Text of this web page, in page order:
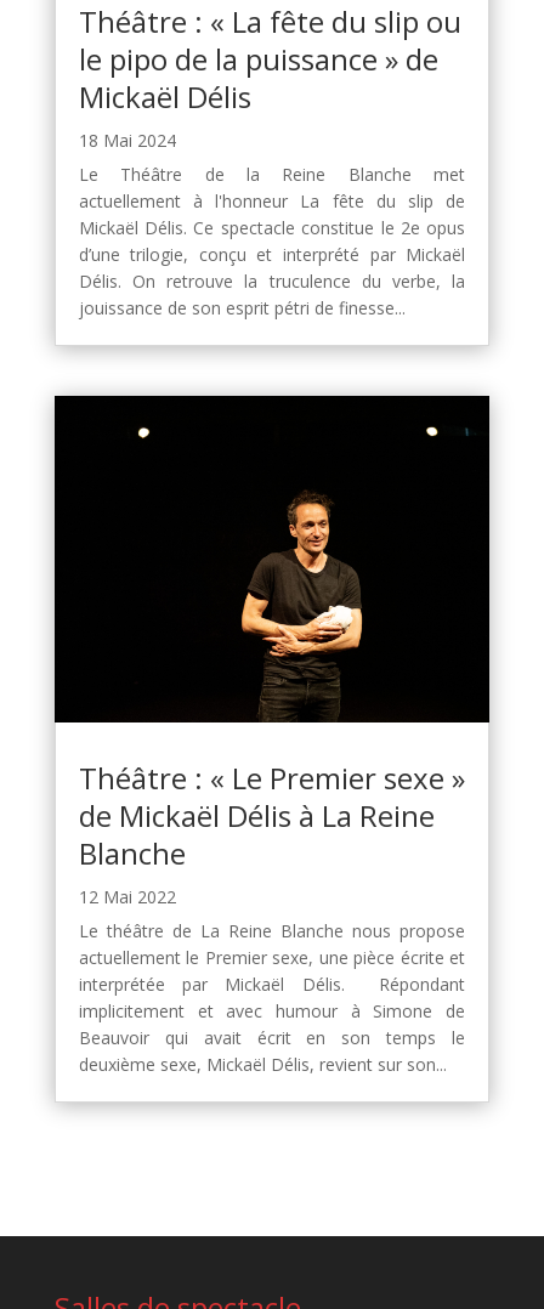
Théâtre : « La fête du slip ou
le pipo de la puissance » de
Mickaël Délis
18 Mai 2024
Le Théâtre de la Reine Blanche met
actuellement à l'honneur La fête du slip de
Mickaël Délis. Ce spectacle constitue le 2e opus
d’une trilogie, conçu et interprété par Mickaël
Délis. On retrouve la truculence du verbe, la
jouissance de son esprit pétri de finesse...
Théâtre : « Le Premier sexe »
de Mickaël Délis à La Reine
Blanche
12 Mai 2022
Le théâtre de La Reine Blanche nous propose
actuellement le Premier sexe, une pièce écrite et
interprétée par Mickaël Délis. Répondant
implicitement et avec humour à Simone de
Beauvoir qui avait écrit en son temps le
deuxième sexe, Mickaël Délis, revient sur son...